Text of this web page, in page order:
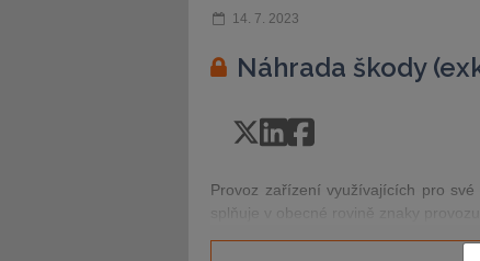
14. 7. 2023
Náhrada škody
Provoz zařízení využívajících pro
splňuje v obecné rovině znaky